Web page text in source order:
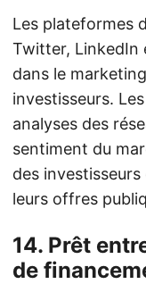
Les plateformes
Twitter, LinkedIn
dans le
investisseurs.
analyses des
sentiment du
des
leurs offres
14. Prêt
de